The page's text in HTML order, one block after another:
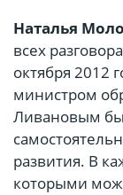
Наталья
всех
октября 2012
министром
Ливановым
развития. В
которыми